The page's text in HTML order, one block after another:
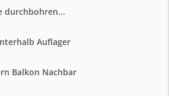
durchbohren...
Auflager
Balkon Nachbar